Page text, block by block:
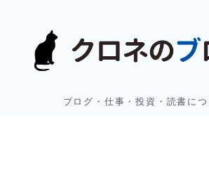
ブログ・仕事・投資・読書につ